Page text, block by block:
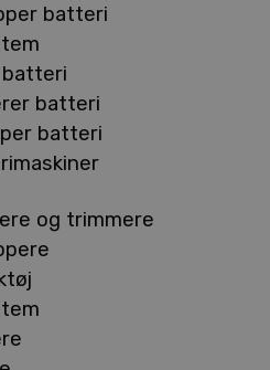
batteri
batteri
batteri
og trimmere